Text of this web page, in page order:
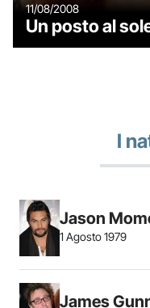
11/08/2008
Un posto al
I
Jason
1 Agosto 1979
James